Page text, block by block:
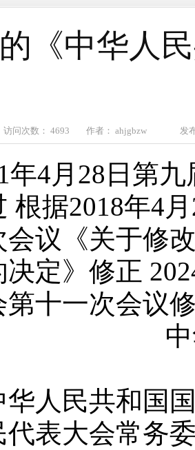
《中华人
访问次数： 4693 作者： ahjgbzw 发布
4月28日第九
根据2018年4
会议《关于修
定》修正
第十一次会议
民共和国国
表大会常务